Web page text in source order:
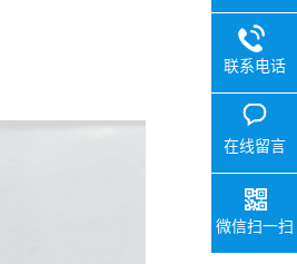
联系电话
在线留言
微信扫一扫